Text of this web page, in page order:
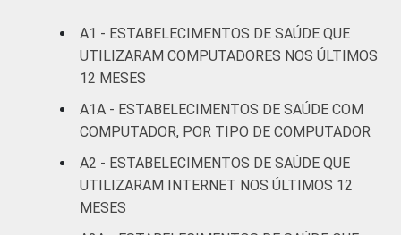
Serviço de
apoio à
100 0
IDENTIFICAÇÃO DE
UNIDADE BÁSICA
DE SAÚDE
UBS 98 2
Não UBS 100
A1 - ESTABELECIMENTOS DE SAÚDE QUE
UTILIZARAM COMPUTADORES NOS ÚLTIMOS
12 MESES
A1A - ESTABELECIMENTOS DE SAÚDE COM
COMPUTADOR, POR TIPO DE COMPUTADOR
A2 - ESTABELECIMENTOS DE SAÚDE QUE
UTILIZARAM INTERNET NOS ÚLTIMOS 12
MESES